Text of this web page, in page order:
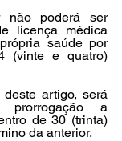
poderá ser
licença médica
saúde por
(vinte e quatro)
artigo, será
prorrogação a
de 30 (trinta)
da anterior.